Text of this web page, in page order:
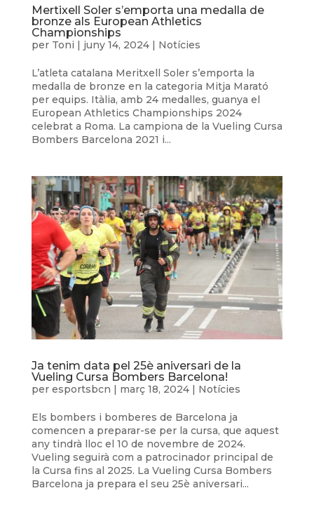
Mertixell Soler s’emporta una medalla de
bronze als European Athletics
Championships
per Toni | juny 14, 2024| Notícies
L’atleta catalana Meritxell Soler s’emporta la
medalla de bronze en la categoria Mitja Marató
per equips. Itàlia, amb 24 medalles, guanya el
European Athletics Championships 2024
celebrat a Roma. La campiona de la Vueling Cursa
Bombers Barcelona 2021 i...
Ja tenim data pel 25è aniversari de la
Vueling Cursa Bombers Barcelona!
per esportsbcn | març 18, 2024| Notícies
Els bombers i bomberes de Barcelona ja
comencen a preparar-se per la cursa, que aquest
any tindrà lloc el 10 de novembre de 2024.
Vueling seguirà com a patrocinador principal de
la Cursa fins al 2025. La Vueling Cursa Bombers
Barcelona ja prepara el seu 25è aniversari...